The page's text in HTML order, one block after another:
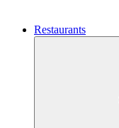
Restaurants